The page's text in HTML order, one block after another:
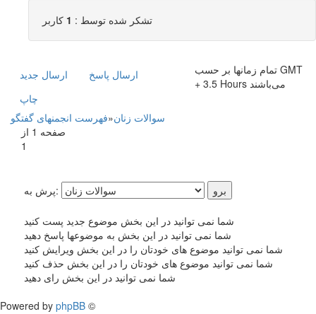
تشکر شده توسط : 1 کاربر
ارسال جديد
ارسال پاسخ
چاپ
تمام زمانها بر حسب GMT
+ 3.5 Hours می‌باشند
فهرست انجمنهای گفتگو»سوالات زنان
صفحه 1 از
1
پرش به:
شما نمی توانید در این بخش موضوع جدید پست کنید
شما نمی توانید در این بخش به موضوعها پاسخ دهید
شما نمی توانید موضوع های خودتان را در این بخش ویرایش کنید
شما نمی توانید موضوع های خودتان را در این بخش حذف کنید
شما نمی توانید در این بخش رای دهید
Powered by phpBB ©